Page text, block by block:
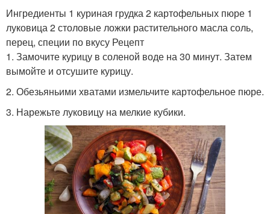
Ингредиенты 1 куриная грудка 2 картофельных пюре 1
луковица 2 столовые ложки растительного масла соль,
перец, специи по вкусу Рецепт
1. Замочите курицу в соленой воде на 30 минут. Затем
вымойте и отсушите курицу.
2. Обезьяньими хватами измельчите картофельное пюре.
3. Нарежьте луковицу на мелкие кубики.